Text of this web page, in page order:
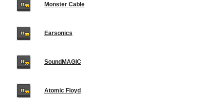
Monster Cable
Earsonics
SoundMAGIC
Atomic Floyd